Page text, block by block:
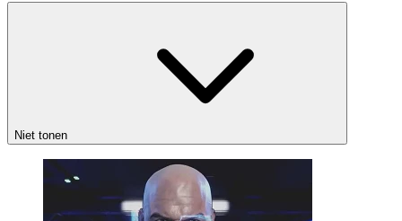
Niet tonen